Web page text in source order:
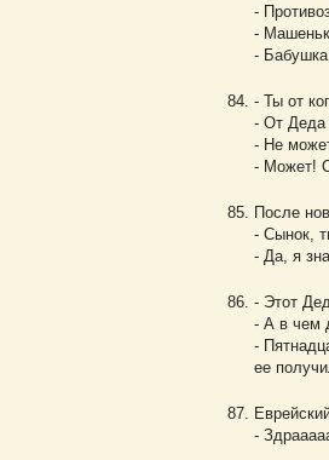
-
-
-
- Ты от
- От
- Не
- Может!
После
- Сынок,
- Да, я
- Этот
- А в чем
-
ее
-